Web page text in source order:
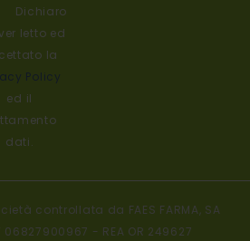
Dichiaro
letto ed
la
ed il
dati.
controllata da FAES FARMA, SA
06827900967 - REA OR 249627